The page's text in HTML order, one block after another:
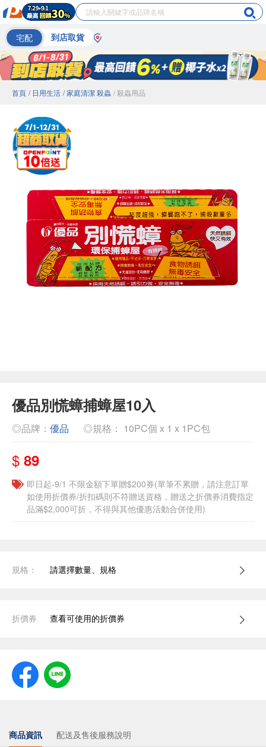
宅配 到店取貨
首頁 / 日用生活 / 家庭清潔 殺蟲 / 殺蟲用品
優品別慌蟑捕蟑屋10入
◎品牌： 優品 ◎規格： 10PC個 x 1 x 1PC包
$ 89
即日起-9/1 不限金額下單贈$200券(單筆不累贈，請注意訂單
如使用折價券/折扣碼則不符贈送資格，贈送之折價券消費指定
品滿$2,000可折，不得與其他優惠活動合併使用)
規格： 請選擇數量、規格
折價券 查看可使用的折價券
商品資訊 配送及售後服務說明